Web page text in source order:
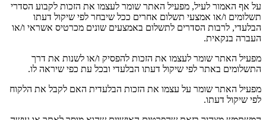
על אף האמור לעיל, מפעיל האתר שומר לעצמו את הזכות לקבוע הסדרי
תשלומים ו/או אמצעי תשלום אחרים ככל שיבחר לפי שיקול דעתו
הבלעדי, לרבות הסדרים לתשלום באמצעים שונים מכרטיס אשראי ו/או
העברה בנקאית.
מפעיל האתר שומר לעצמו את הזכות להפסיק ו/או לשנות את דרך
התשלומים באתר לפי שיקול דעתו הבלעדי ובכל עת כפי שיראה לו.
מפעיל האתר שומר על עצמו את הזכות הבלעדית האם לקבל את הלקוח
לפי שיקול דעתו.